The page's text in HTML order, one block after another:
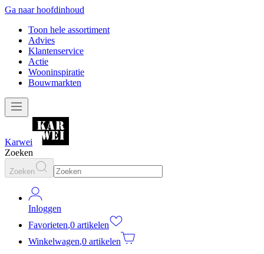
Ga naar hoofdinhoud
Toon hele assortiment
Advies
Klantenservice
Actie
Wooninspiratie
Bouwmarkten
Karwei
Zoeken
Zoeken
Inloggen
Favorieten,0 artikelen
Winkelwagen,0 artikelen